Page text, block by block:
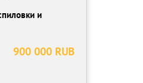
и
900 000 RUB